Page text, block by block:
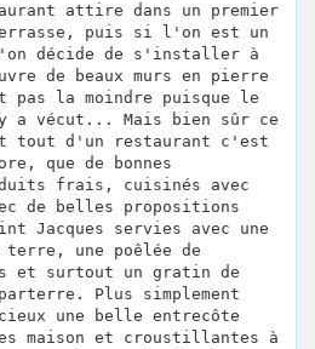
attire dans un premier
puis si l'on est un
décide de s'installer à
de beaux murs en pierre
la moindre puisque le
a vécut... Mais bien sûr ce
tout d'un restaurant c'est
que de bonnes
frais, cuisinés avec
de belles propositions
Jacques servies avec une
terre, une poêlée de
et surtout un gratin de
Plus simplement
une belle entrecôte
maison et croustillantes à